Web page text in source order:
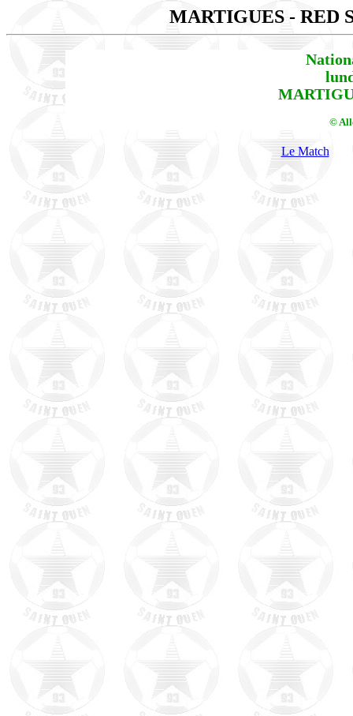
MARTIGUES - RED
©
Le Match